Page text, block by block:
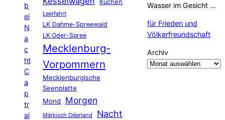
b
ei
N
a
c
ht
C
a
p
tr
ai
Kuchen
Leerfahrt
LK Dahme-Spreewald
LK Oder-Spree
Mecklenburg-
Vorpommern
Mecklenburgische
Seenplatte
Mond
Morgen
Märkisch Oderland Nacht
Wasser im Gesicht …
für Frieden und
Völkerfreundschaft
Archiv